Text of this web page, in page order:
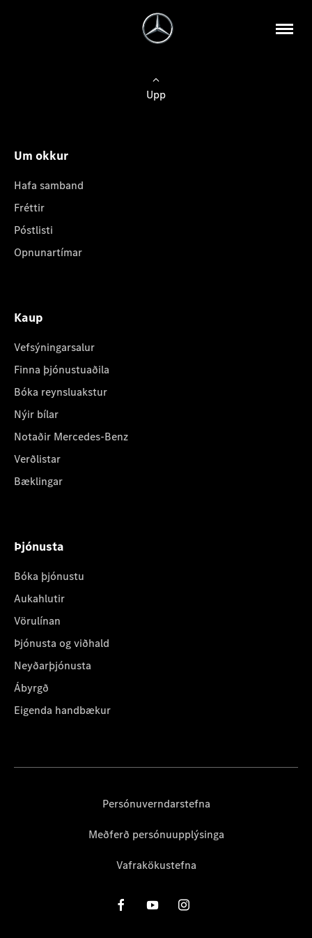
Upp
Um okkur
Hafa samband
Fréttir
Póstlisti
Opnunartímar
Kaup
Vefsýningarsalur
Finna þjónustuaðila
Bóka reynsluakstur
Nýir bílar
Notaðir Mercedes-Benz
Verðlistar
Bæklingar
Þjónusta
Bóka þjónustu
Aukahlutir
Vörulínan
Þjónusta og viðhald
Neyðarþjónusta
Ábyrgð
Eigenda handbækur
Persónuverndarstefna
Meðferð persónuupplýsinga
Vafrakökustefna